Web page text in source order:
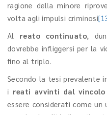
ragione della minore
volta agli impulsi criminosi
Al reato continuato,
dovrebbe infliggersi per la
fino al triplo.
Secondo la tesi prevalente
i reati avvinti dal
essere considerati come